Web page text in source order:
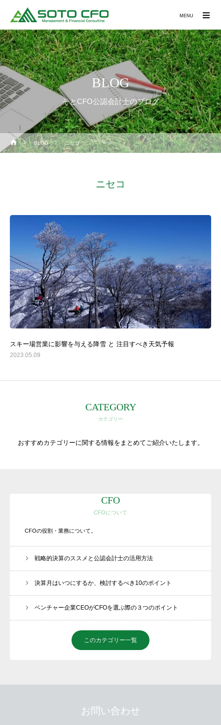
BLOG
そとCFO公認会計士のブログ
BLOG ニセコ
ニセコ
スキー場営業に影響を与える降雪 と 注目すべき天気予報
2023.05.09
CATEGORY
カテゴリー
おすすめカテゴリーに関する情報をまとめてご紹介いたします。
CFO
CFOについて
CFOの役割・業務について。
戦略的決算のススメと公認会計士の活用方法
決算月はいつにするか、検討するべき10のポイント
ベンチャー企業CEOがCFOを選ぶ際の３つのポイント
このカテゴリー一覧
お問い合わせ
MENU
そとCFO®
会社案内
サービス内容
ご質問
NEWS